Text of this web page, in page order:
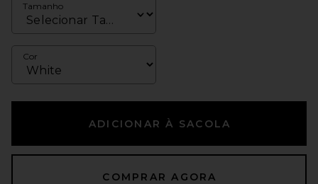
Tamanho
Cor
ADICIONAR À SACOLA
COMPRAR AGORA